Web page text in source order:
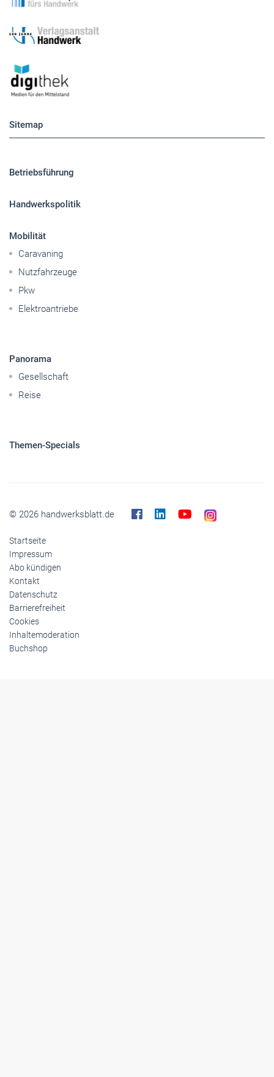
Sitemap
Betriebsführung
Handwerkspolitik
Mobilität
Caravaning
Nutzfahrzeuge
Pkw
Elektroantriebe
Panorama
Gesellschaft
Reise
Themen-Specials
© 2026 handwerksblatt.de
Startseite
Impressum
Abo kündigen
Kontakt
Datenschutz
Barrierefreiheit
Cookies
Inhaltemoderation
Buchshop